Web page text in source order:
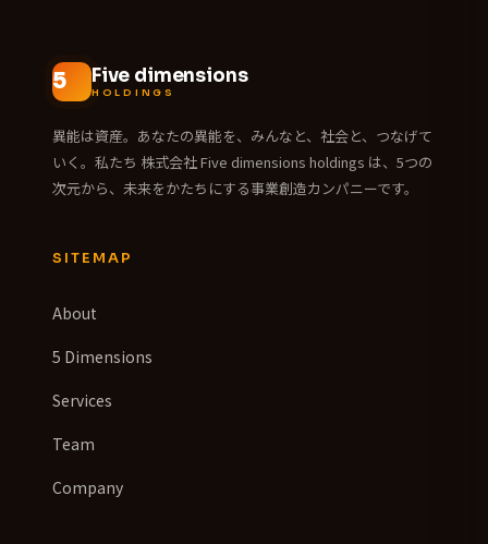
Five dimensions
HOLDINGS
異能は資産。あなたの異能を、みんなと、社会と、つなげて
いく。私たち 株式会社 Five dimensions holdings は、5つの
次元から、未来をかたちにする事業創造カンパニーです。
SITEMAP
About
5 Dimensions
Services
Team
Company